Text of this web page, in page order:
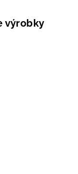
výrobky